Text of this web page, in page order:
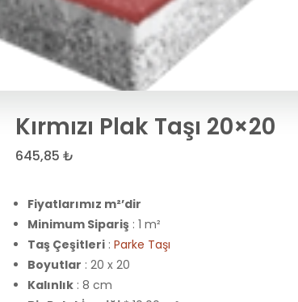
Kırmızı Plak Taşı 20×20
645,85 ₺
Fiyatlarımız m²’dir
Minimum Sipariş : 1 m²
Taş Çeşitleri : Parke Taşı
Boyutlar : 20 x 20
Kalınlık : 8 cm